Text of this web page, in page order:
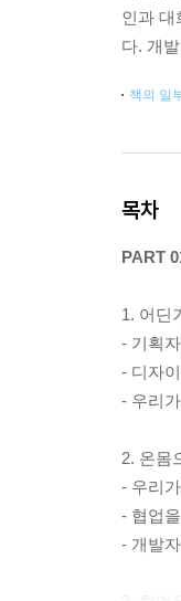
인과 대
다. 개
책의 일
목차
PART
1. 어딘
- 기획
- 디자
- 우리
2. 온몸
- 우리
- 협업
- 개발